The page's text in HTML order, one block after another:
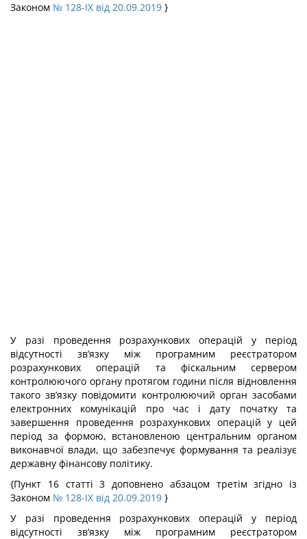
Законом № 128-IX від 20.09.2019 }
У разі проведення розрахункових операцій у період
відсутності зв’язку між програмним реєстратором
розрахункових операцій та фіскальним сервером
контролюючого органу протягом години після відновлення
такого зв’язку повідомити контролюючий орган засобами
електронних комунікацій про час і дату початку та
завершення проведення розрахункових операцій у цей
період за формою, встановленою центральним органом
виконавчої влади, що забезпечує формування та реалізує
державну фінансову політику.
{Пункт 16 статті 3 доповнено абзацом третім згідно із
Законом № 128-IX від 20.09.2019 }
У разі проведення розрахункових операцій у період
відсутності зв’язку між програмним реєстратором